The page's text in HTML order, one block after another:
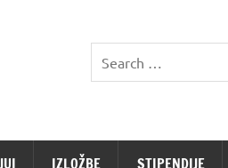
IZLOŽBE STIPENDIJE